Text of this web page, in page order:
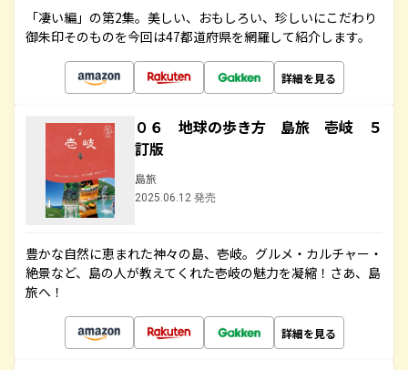
「凄い編」の第2集。美しい、おもしろい、珍しいにこだわり
御朱印そのものを今回は47都道府県を網羅して紹介します。
詳細を見る
０６ 地球の歩き方 島旅 壱岐 ５
訂版
島旅
2025.06.12 発売
豊かな自然に恵まれた神々の島、壱岐。グルメ・カルチャー・
絶景など、島の人が教えてくれた壱岐の魅力を凝縮！さあ、島
旅へ！
詳細を見る